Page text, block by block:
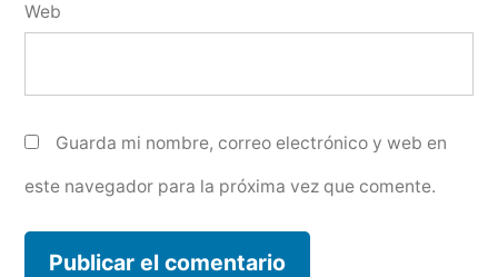
Web
Guarda mi nombre, correo electrónico y web en
este navegador para la próxima vez que comente.